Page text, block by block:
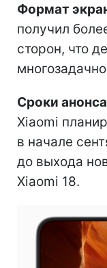
Формат
получил
сторон, что
Сроки анонса
Xiaomi
в начале
до выхода
Xiaomi 18.